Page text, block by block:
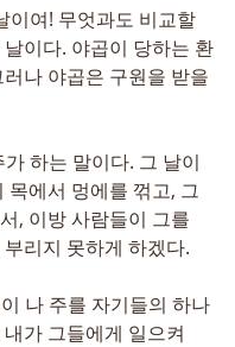
이여! 무엇과도 비교할
이다. 야곱이 당하는 환
나 야곱은 구원을 받을
하는 말이다. 그 날이
목에서 멍에를 꺾고, 그
, 이방 사람들이 그를
리지 못하게 하겠다.
나 주를 자기들의 하나
가 그들에게 일으켜